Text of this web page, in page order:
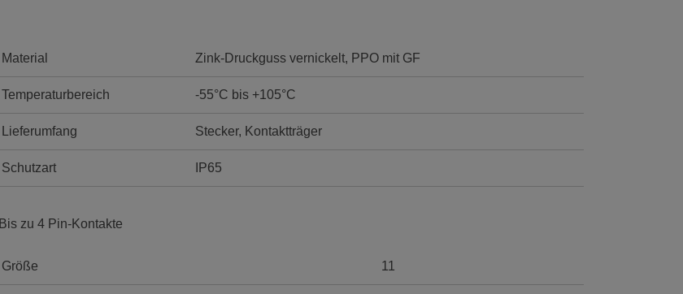
Material Zink-Druckguss vernickelt, PPO mit GF
Temperaturbereich -55°C bis +105°C
Lieferumfang Stecker, Kontaktträger
Schutzart IP65
Bis zu 4 Pin-Kontakte
Größe 11